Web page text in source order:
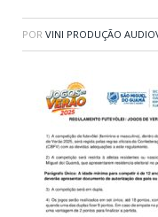
POR VINI PRODUÇÃO